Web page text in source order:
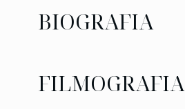
BIOGRAFIA
FILMOGRAFIA